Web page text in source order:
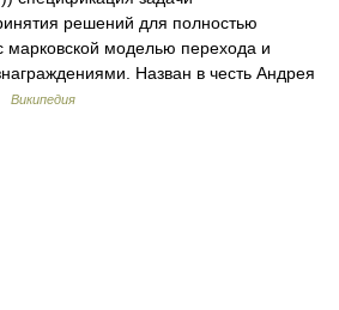
решений для полностью
моделью перехода и
Назван в честь Андрея
Википедия